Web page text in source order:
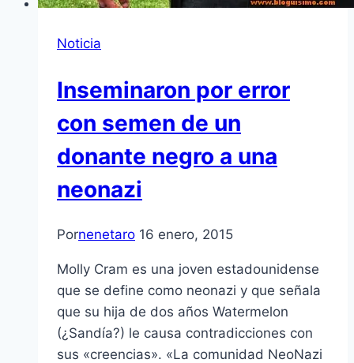
Noticia
Inseminaron por error
con semen de un
donante negro a una
neonazi
Pornenetaro 16 enero, 2015
Molly Cram es una joven estadounidense
que se define como neonazi y que señala
que su hija de dos años Watermelon
(¿Sandía?) le causa contradicciones con
sus «creencias». «La comunidad NeoNazi